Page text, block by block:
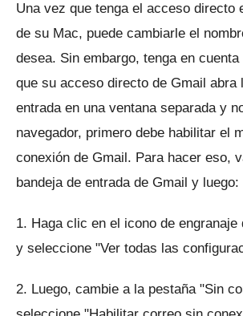
Una vez que tenga el acceso directo
de su Mac, puede cambiarle el
desea. Sin embargo, tenga en
que su acceso directo de Gmail abra
entrada en una ventana separada y
navegador, primero debe habilitar el
conexión de Gmail. Para hacer eso,
bandeja de entrada de Gmail y luego:
1. Haga clic en el icono de engranaje
y seleccione "Ver todas las
2. Luego, cambie a la pestaña "Sin